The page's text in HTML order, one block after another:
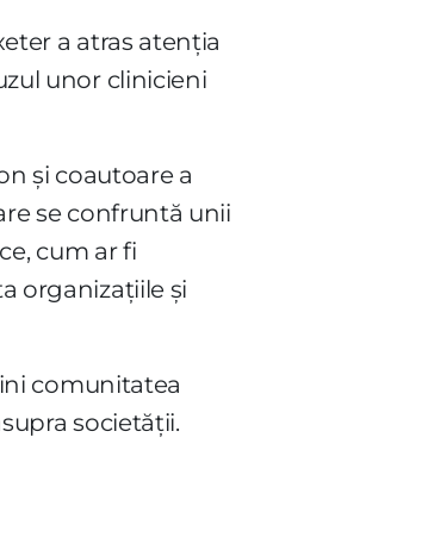
a atras atenția
unor clinicieni
și coautoare a
se confruntă unii
cum ar fi
organizațiile și
comunitatea
societății.